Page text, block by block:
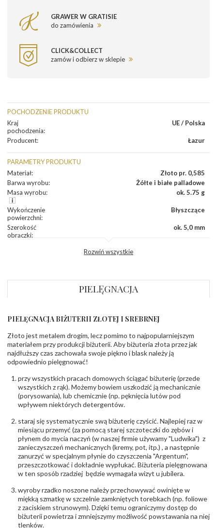
GRAWER W GRATISIE
do zamówienia
CLICK&COLLECT
zamów i odbierz w sklepie
POCHODZENIE PRODUKTU
Kraj
pochodzenia:
UE / Polska
Producent: Łazur
PARAMETRY PRODUKTU
Materiał:
Złoto pr. 0,585
Barwa wyrobu:
Żółte i białe palladowe
Masa wyrobu: ok. 5.75 g
Wykończenie
powierzchni:
Błyszczące
Szerokość
obrączki:
ok. 5,0 mm
KAMIENIE
Rodzaje
kamieni:
Cyrkonie obrączki
Liczba kamieni:
Cyrkonie obrączki - 5 szt.
Szlif kamieni:
(łącznie)
INNE PARAMETRY
odpowiedzialny:
6850004631; tel.13 44 56 100;
biuro@obraczki.pl,PZ Stelmach Sp. z o.o. ul.
Północna 22 45-805 Opole; NIP 7542889545;
Tel. +48 77 54 90 100; biuro@stelmach.pl
Bezpieczeństwo
ostrzeżenia:
Nie nadaje się dla dzieci w wieku poniżej 3 lat
Elementy w wyrobie wykonane z białego złota
zawierają nikiel
Rozwiń wszystkie
PIELĘGNACJA
PIELĘGNACJA BIŻUTERII ZŁOTEJ I SREBRNEJ
Złoto jest metalem drogim, lecz pomimo to najpopularniejszym
materiałem przy produkcji biżuterii. Aby biżuteria złota przez jak
najdłuższy czas zachowała swoje piękno i blask należy ją
odpowiednio pielęgnować!
przy wszystkich pracach domowych ściągać biżuterię (przede
wszystkich z rąk). Możemy bowiem uszkodzić ją mechanicznie
(porysowania), lub chemicznie (np. pęknięcia lutów pod
wpływem niektórych detergentów.
staraj się systematycznie swą biżuterię czyścić. Najlepiej raz w
miesiącu przemyć (za pomocą starej szczoteczki do zębów i
płynem do mycia naczyń (w naszej firmie używamy "Ludwika") z
zanieczyszczeń mechanicznych (kremy, pot, itp.) , a następnie
zanurzyć w specjalnym płynie do czyszczenia "Argentum",
przeszczotkować i dokładnie wypłukać. Biżuteria pielęgnowana
w ten sposób rzadziej będzie wymagała wizyt u jubilera.
wyroby rzadko noszone należy przechowywać owinięte w
miękką szmatkę w szczelnie zamkniętych torebkach (np. foliowe
z zaciskiem strunowym). Dzięki temu ograniczymy dostęp do
biżuterii powietrza i zmniejszymy możliwość powstawania na niej
tlenków.